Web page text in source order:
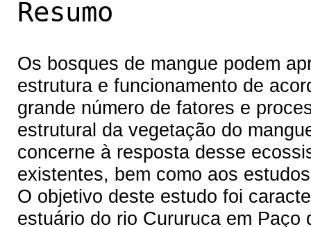
Resumo
Os bosques de mangue podem
estrutura e funcionamento de
grande número de fatores e
estrutural da vegetação do
concerne à resposta desse
existentes, bem como aos
O objetivo deste estudo foi
estuário do rio Cururuca em Paço